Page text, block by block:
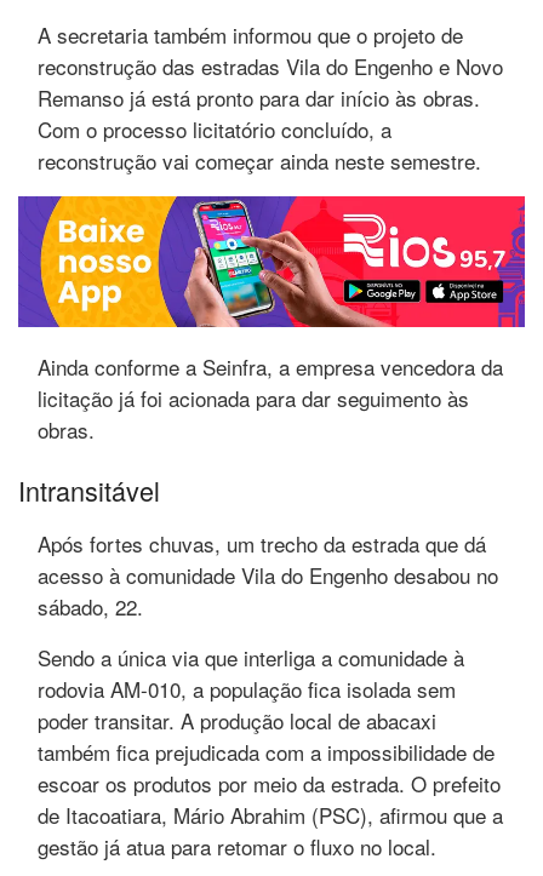
A secretaria também informou que o projeto de
reconstrução das estradas Vila do Engenho e Novo
Remanso já está pronto para dar início às obras.
Com o processo licitatório concluído, a
reconstrução vai começar ainda neste semestre.
Ainda conforme a Seinfra, a empresa vencedora da
licitação já foi acionada para dar seguimento às
obras.
Intransitável
Após fortes chuvas, um trecho da estrada que dá
acesso à comunidade Vila do Engenho desabou no
sábado, 22.
Sendo a única via que interliga a comunidade à
rodovia AM-010, a população fica isolada sem
poder transitar. A produção local de abacaxi
também fica prejudicada com a impossibilidade de
escoar os produtos por meio da estrada. O prefeito
de Itacoatiara, Mário Abrahim (PSC), afirmou que a
gestão já atua para retomar o fluxo no local.